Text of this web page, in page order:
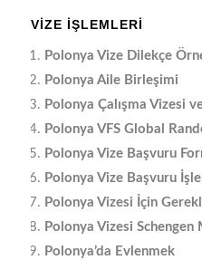
VIZE İŞLEMLERI
Polonya Vize Dilekçe
Polonya Aile Birleşimi
Polonya Çalışma Vizesi
Polonya VFS Global
Polonya Vize Başvuru
Polonya Vize Başvuru
Polonya Vizesi İçin
Polonya Vizesi Schengen
Polonya’da Evlenmek